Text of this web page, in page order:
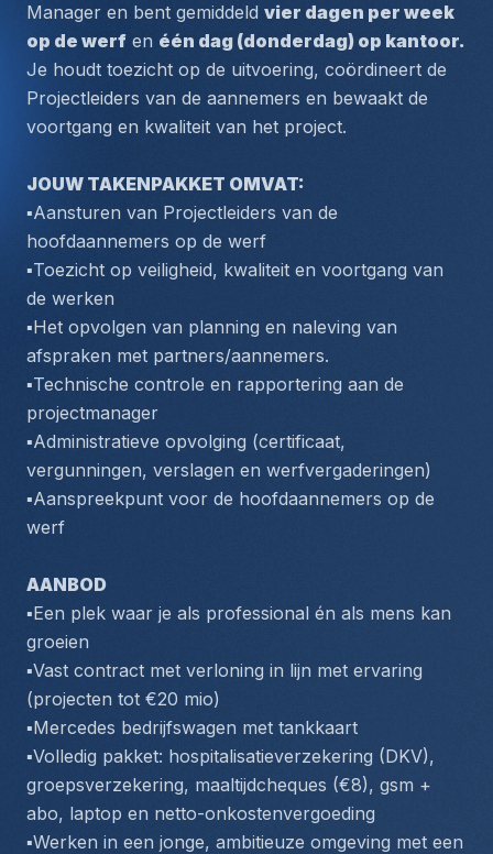
Manager en bent gemiddeld vier dagen per week
op de werf en
Je houdt toezicht op de uitvoering, coördineert de
Projectleiders van de aannemers en bewaakt de
voortgang en kwaliteit van het project.
JOUW TAKENPAKKET OMVAT:
▪️Aansturen van Projectleiders van de
hoofdaannemers op de werf
▪️Toezicht op veiligheid, kwaliteit en voortgang van
de werken
▪️Het opvolgen van planning en naleving van
afspraken met partners/aannemers.
▪️Technische controle en rapportering aan de
projectmanager
▪️Administratieve opvolging (certificaat,
vergunningen, verslagen en werfvergaderingen)
▪️Aanspreekpunt voor de hoofdaannemers op de
werf
AANBOD
▪️Een plek waar je als professional én als mens kan
groeien
▪️Vast contract met verloning in lijn met ervaring
(projecten tot €20 mio)
▪️Mercedes bedrijfswagen met tankkaart
▪️Volledig pakket: hospitalisatieverzekering (DKV),
groepsverzekering, maaltijdcheques (€8), gsm +
abo, laptop en netto-onkostenvergoeding
▪️Werken in een jonge, ambitieuze omgeving met een